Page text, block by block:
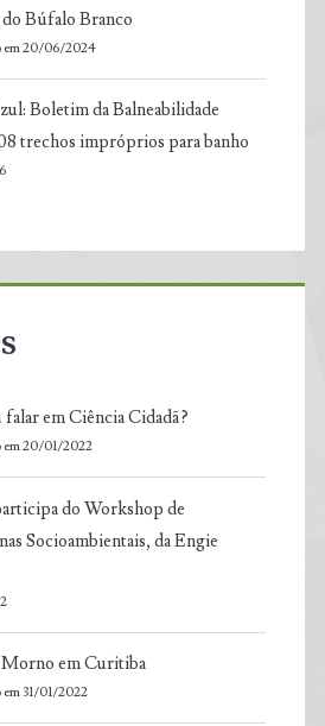
Búfalo Branco
em 20/06/2024
Boletim da Balneabilidade
trechos impróprios para banho
falar em Ciência Cidadã?
20/01/2022
do Workshop de
Socioambientais, da Engie
em Curitiba
31/01/2022